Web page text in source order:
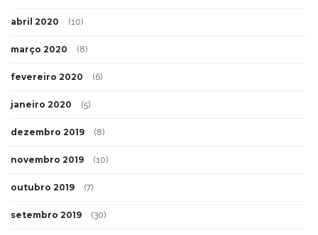
abril 2020 (10)
março 2020 (8)
fevereiro 2020 (6)
janeiro 2020 (5)
dezembro 2019 (8)
novembro 2019 (10)
outubro 2019 (7)
setembro 2019 (30)